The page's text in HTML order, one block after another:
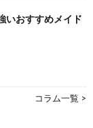
いおすすめメイド
コラム一覧 >